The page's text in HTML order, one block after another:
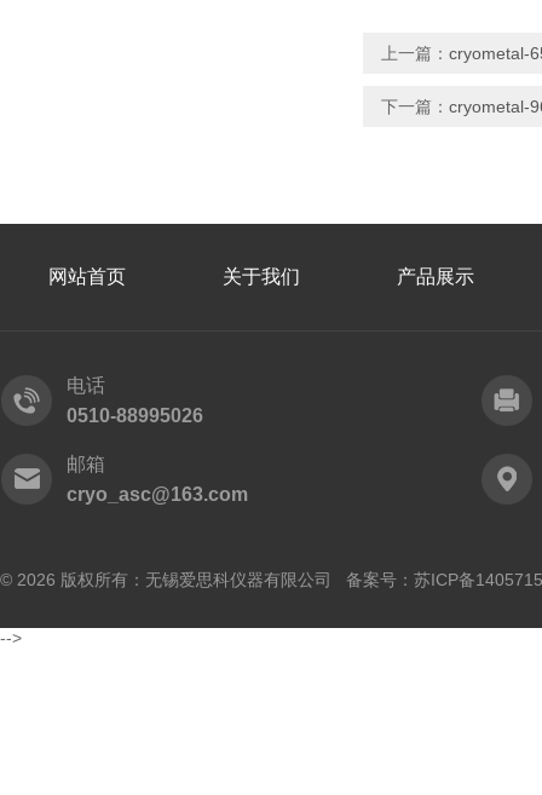
上一篇： cryometal-
下一篇： cryometal-
网站首页 关于我们 产品展示
电话
0510-88995026
邮箱
cryo_asc@163.com
© 2026 版权所有：无锡爱思科仪器有限公司 备案号： 苏ICP备
-->